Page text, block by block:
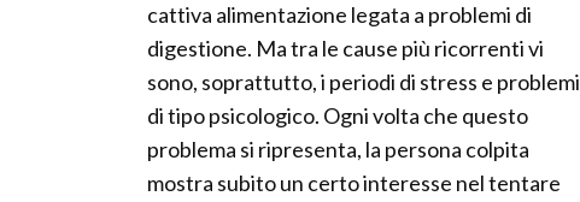
cattiva alimentazione legata a problemi di
digestione. Ma tra le cause più ricorrenti vi
sono, soprattutto, i periodi di stress e problemi
di tipo psicologico. Ogni volta che questo
problema si ripresenta, la persona colpita
mostra subito un certo interesse nel tentare